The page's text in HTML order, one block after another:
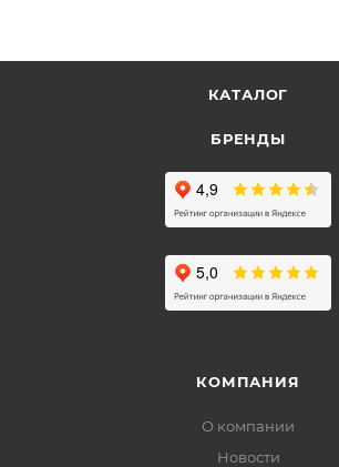
КАТАЛОГ
БРЕНДЫ
КОМПАНИЯ
О компании
Новости